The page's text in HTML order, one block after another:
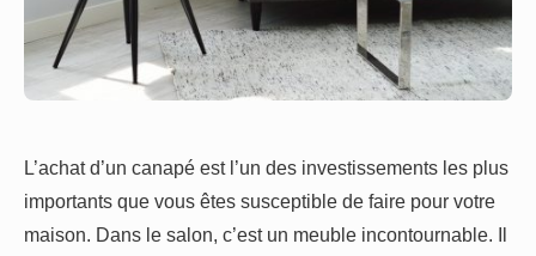
L’achat d’un canapé est l’un des investissements les plus
importants que vous êtes susceptible de faire pour votre
maison. Dans le salon, c’est un meuble incontournable. Il